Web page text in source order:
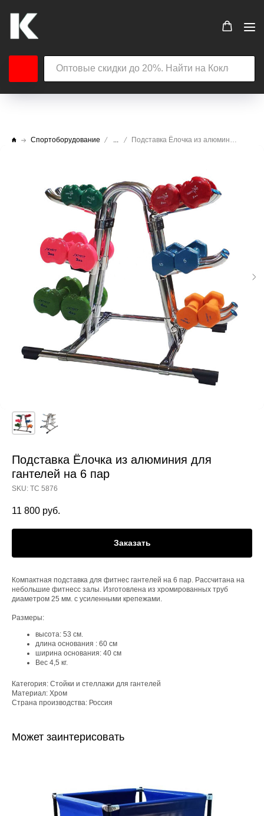
Спортоборудование ... Подставка Ёлочка из алюминия для гантелей на 6 пар
Подставка Ёлочка из алюминия для
гантелей на 6 пар
SKU: ТС 5876
11 800 руб.
Заказать
Компактная подставка для фитнес гантелей на 6 пар. Рассчитана на
небольшие фитнесс залы. Изготовлена из хромированных труб
диаметром 25 мм. с усиленными крепежами.
Размеры:
высота: 53 см.
длина основания : 60 см
ширина основания: 40 см
Вес 4,5 кг.
Категория: Стойки и стеллажи для гантелей
Материал: Хром
Страна производства: Россия
Может заинтерисовать